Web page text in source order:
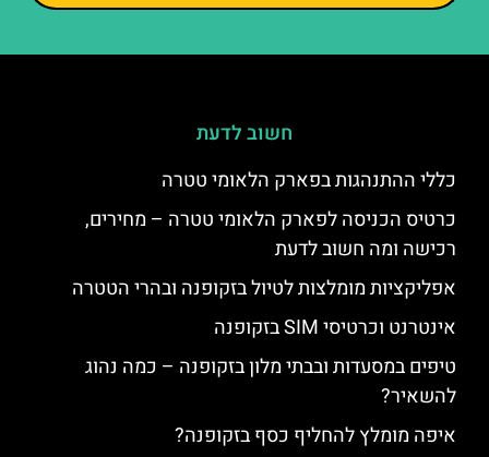
חשוב לדעת
כללי ההתנהגות בפארק הלאומי טטרה
כרטיס הכניסה לפארק הלאומי טטרה – מחירים,
רכישה ומה חשוב לדעת
אפליקציות מומלצות לטיול בזקופנה ובהרי הטטרה
אינטרנט וכרטיסי SIM בזקופנה
טיפים במסעדות ובבתי מלון בזקופנה – כמה נהוג
להשאיר?
איפה מומלץ להחליף כסף בזקופנה?